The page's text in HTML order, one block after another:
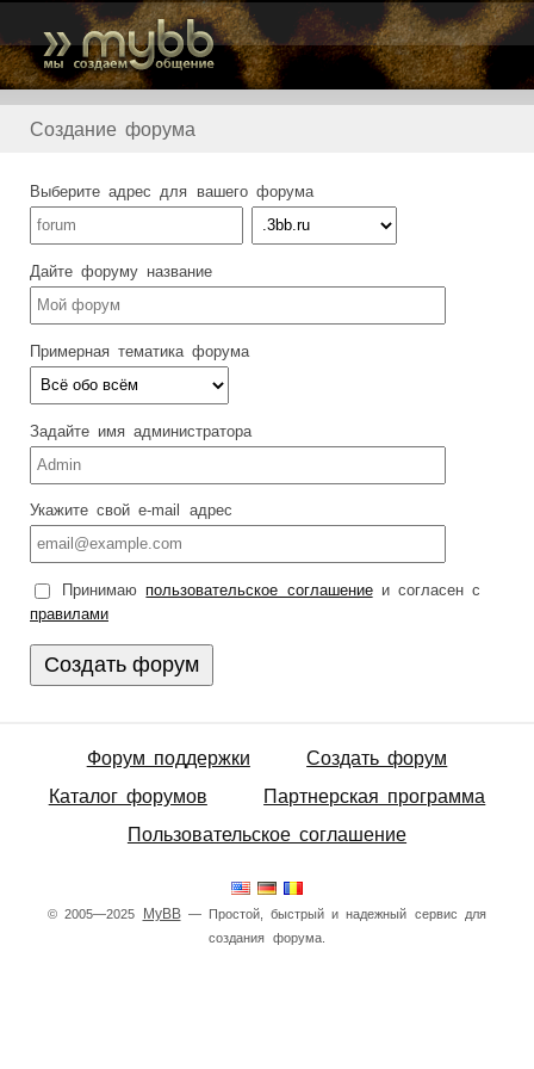
Создание форума
Выберите адрес для вашего форума
Дайте форуму название
Примерная тематика форума
Задайте имя администратора
Укажите свой e-mail адрес
Принимаю пользовательское соглашениеи согласен с
правилами
Форум поддержки
Создать форум
Каталог форумов
Партнерская программа
Пользовательское соглашение
© 2005—2025 MyBB— Простой, быстрый и надежный сервис для
создания форума.